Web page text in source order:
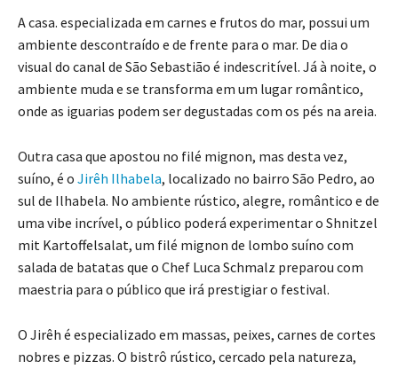
A casa. especializada em carnes e frutos do mar, possui um
ambiente descontraído e de frente para o mar. De dia o
visual do canal de São Sebastião é indescritível. Já à noite, o
ambiente muda e se transforma em um lugar romântico,
onde as iguarias podem ser degustadas com os pés na areia.
Outra casa que apostou no filé mignon, mas desta vez,
suíno, é o Jirêh Ilhabela, localizado no bairro São Pedro, ao
sul de Ilhabela. No ambiente rústico, alegre, romântico e de
uma vibe incrível, o público poderá experimentar o Shnitzel
mit Kartoffelsalat, um filé mignon de lombo suíno com
salada de batatas que o Chef Luca Schmalz preparou com
maestria para o público que irá prestigiar o festival.
O Jirêh é especializado em massas, peixes, carnes de cortes
nobres e pizzas. O bistrô rústico, cercado pela natureza,